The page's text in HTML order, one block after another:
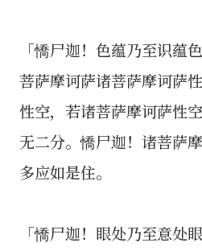
「憍尸迦！色蕴乃至识蕴
菩萨摩诃萨诸菩萨摩诃萨
性空，若诸菩萨摩诃萨性
无二分。憍尸迦！诸菩萨
多应如是住。
「憍尸迦！眼处乃至意处